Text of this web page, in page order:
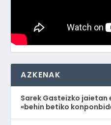
AZKENAK
Sarek Gasteizko jaietan
«behin betiko